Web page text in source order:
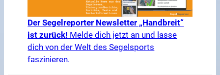
Der Segelreporter Newsletter „Handbreit“
ist zurück! Melde dich jetzt an und lasse
dich von der Welt des Segelsports
faszinieren.